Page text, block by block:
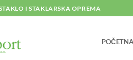
I STAKLARSKA OPREMA
POČETNA